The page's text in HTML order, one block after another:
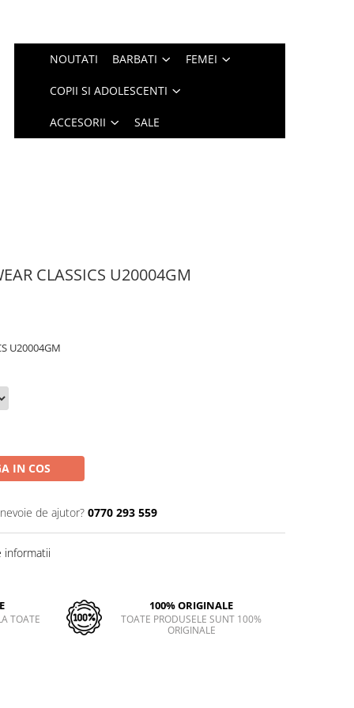
NOUTATI BARBATI FEMEI
COPII SI ADOLESCENTI
ACCESORII SALE
CLASSICS U20004GM
U20004GM
IN COS
de ajutor? 0770 293 559
informatii
TOATE
100% ORIGINALE
TOATE PRODUSELE SUNT 100%
ORIGINALE